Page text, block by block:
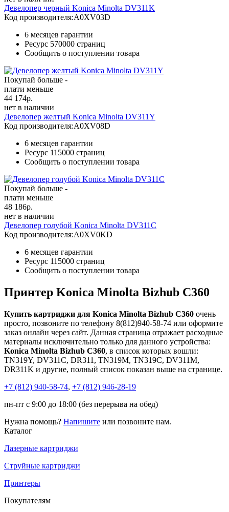
Девелопер черный Konica Minolta DV311K
Код производителя:A0XV03D
6 месяцев гарантии
Ресурс 570000 страниц
Сообщить о поступлении товара
Покупай больше -
плати меньше
44 174р.
нет в наличии
Девелопер желтый Konica Minolta DV311Y
Код производителя:A0XV08D
6 месяцев гарантии
Ресурс 115000 страниц
Сообщить о поступлении товара
Покупай больше -
плати меньше
48 186р.
нет в наличии
Девелопер голубой Konica Minolta DV311C
Код производителя:A0XV0KD
6 месяцев гарантии
Ресурс 115000 страниц
Сообщить о поступлении товара
Принтер Konica Minolta Bizhub C360
Купить картриджи для Konica Minolta Bizhub C360 очень
просто, позвоните по телефону 8(812)940-58-74 или оформите
заказ онлайн через сайт. Данная страница отражает расходные
материалы исключительно только для данного устройства:
Konica Minolta Bizhub C360, в список которых вошли:
TN319Y, DV311C, DR311, TN319M, TN319C, DV311M,
DR311K и другие, полный список показан выше на странице.
+7 (812) 940-58-74, +7 (812) 946-28-19
пн-пт с 9:00 до 18:00 (без перерыва на обед)
Нужна помощь? Напишите или позвоните нам.
Каталог
Лазерные картриджи
Струйные картриджи
Принтеры
Покупателям